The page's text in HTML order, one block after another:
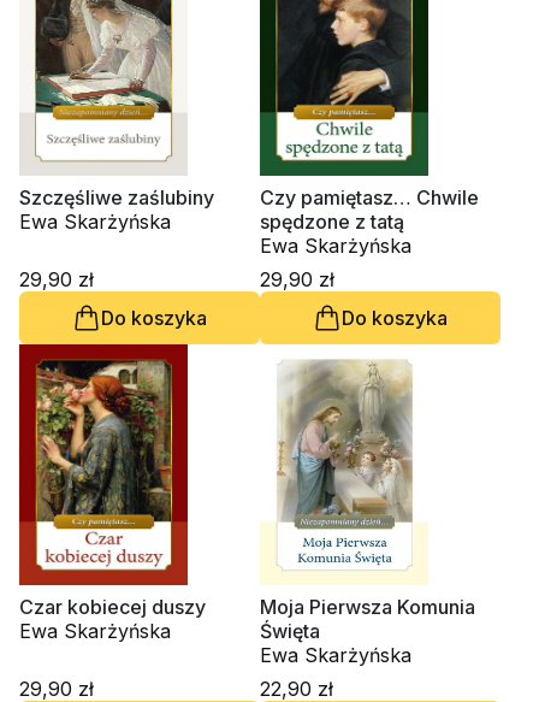
Szczęśliwe zaślubiny
Ewa Skarżyńska
29,90 zł
Do koszyka
Czy pamiętasz… Chwile
spędzone z tatą
Ewa Skarżyńska
29,90 zł
Do koszyka
Czar kobiecej duszy
Ewa Skarżyńska
29,90 zł
Moja Pierwsza Komunia
Święta
Ewa Skarżyńska
22,90 zł